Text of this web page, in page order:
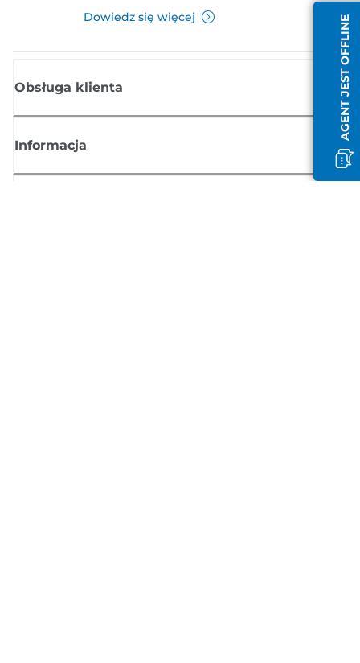
AGENT JEST OFFLINE
Dowiedz się więcej
Obsługa klienta
Informacja